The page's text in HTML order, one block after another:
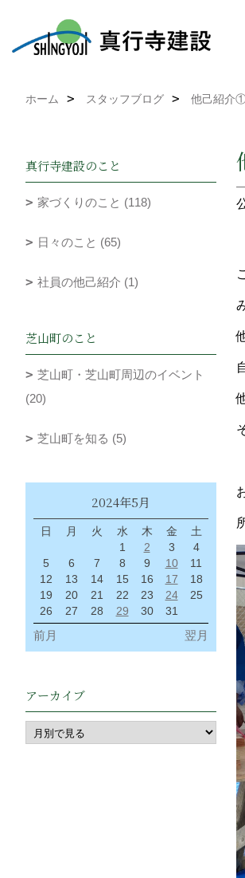
ホーム スタッフブログ 他己紹
真行寺建設のこと
家づくりのこと (118)
日々のこと (65)
社員の他己紹介 (1)
芝山町のこと
芝山町・芝山町周辺のイベント
(20)
芝山町を知る (5)
2024年5月
日 月 火 水 木 金
土
1
2 3
4
5
6 7 8 9 10
11
12
13 14 15 16 17
18
19
20 21 22 23 24
25
26
27 28 29 30 31
前月 翌月
アーカイブ